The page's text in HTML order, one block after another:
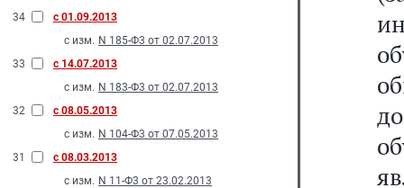
34
с 01.09.2013
с изм. N 185-Ф3 от 02.07.2013
33
с 14.07.2013
с изм. N 183-Ф3 от 02.07.2013
32
с 08.05.2013
с изм. N 104-Ф3 от 07.05.2013
31
с 08.03.2013
с изм. N 11-Ф3 от 23.02.2013